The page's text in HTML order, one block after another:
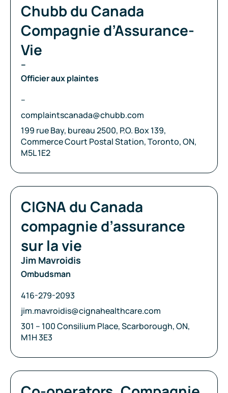
Compagnie:
Chubb du Canada
Compagnie d’Assurance-
Vie
–
Officier aux plaintes
Téléphone:
–
Courriel:
complaintscanada@chubb.com
Adresse:
199 rue Bay, bureau 2500, P.O. Box 139,
Commerce Court Postal Station, Toronto, ON,
M5L 1E2
Compagnie:
CIGNA du Canada
compagnie d’assurance
sur la vie
Jim Mavroidis
Ombudsman
Téléphone:
416-279-2093
Courriel:
jim.mavroidis@cignahealthcare.com
Adresse:
301 – 100 Consilium Place, Scarborough, ON,
M1H 3E3